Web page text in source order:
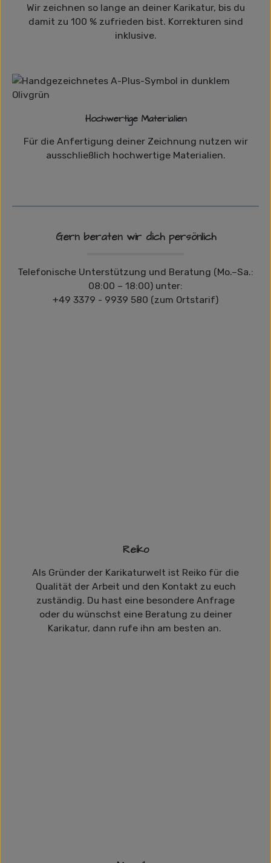
Wir zeichnen so lange an deiner Karikatur, bis du
damit zu 100 % zufrieden bist. Korrekturen sind
inklusive.
Hochwertige Materialien
Für die Anfertigung deiner Zeichnung nutzen wir
ausschließlich hochwertige Materialien.
Gern beraten wir dich persönlich
Telefonische Unterstützung und Beratung (Mo.–Sa.:
08:00 – 18:00) unter:
+49 3379 - 9939 580 (zum Ortstarif)
Reiko
Als Gründer der Karikaturwelt ist Reiko für die
Qualität der Arbeit und den Kontakt zu euch
zuständig. Du hast eine besondere Anfrage
oder du wünschst eine Beratung zu deiner
Karikatur, dann rufe ihn am besten an.